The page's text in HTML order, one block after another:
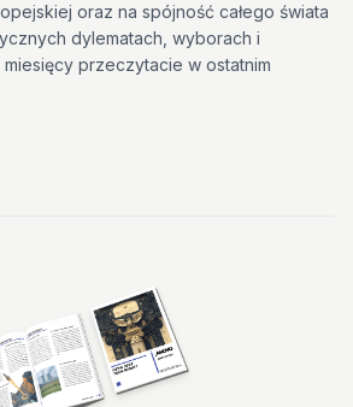
oraz na spójność całego świata
dylematach, wyborach i
przeczytacie w ostatnim